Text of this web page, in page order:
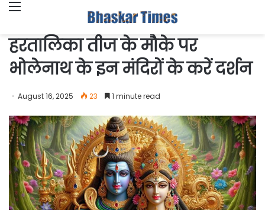
हरतालिका तीज के मौके पर
भोलेनाथ के इन मंदिरों के करें दर्शन
August 16, 2025 23 1 minute read